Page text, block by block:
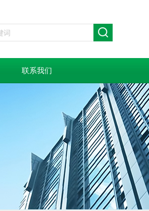
联系我们